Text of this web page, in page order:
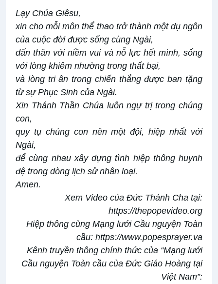
Lạy Chúa Giêsu,
xin cho mỗi môn thể thao trở thành một dụ ngôn
của cuộc đời được sống cùng Ngài,
dấn thân với niềm vui và nỗ lực hết mình, sống
với lòng khiêm nhường trong thất bại,
và lòng tri ân trong chiến thắng được ban tặng
từ sự Phục Sinh của Ngài.
Xin Thánh Thần Chúa luôn ngự trị trong chúng
con,
quy tụ chúng con nên một đội, hiệp nhất với
Ngài,
để cùng nhau xây dựng tình hiệp thông huynh
đệ trong dòng lịch sử nhân loại.
Amen.
Xem Video của Đức Thánh Cha tại:
https://thepopevideo.org
Hiệp thông cùng Mạng lưới Cầu nguyện Toàn
cầu: https://www.popesprayer.va
Kênh truyền thông chính thức của “Mạng lưới
Cầu nguyện Toàn cầu của Đức Giáo Hoàng tại
Việt Nam”: